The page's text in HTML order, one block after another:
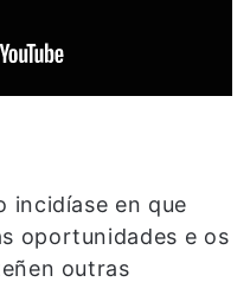
incidíase en que
oportunidades e os
outras